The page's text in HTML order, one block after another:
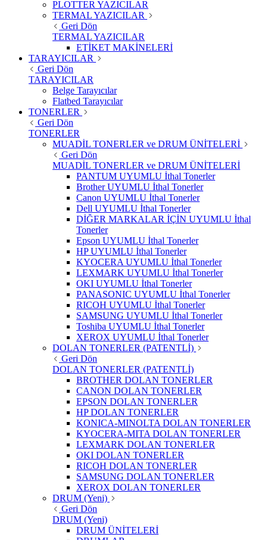
PLOTTER YAZICILAR
TERMAL YAZICILAR
Geri Dön
TERMAL YAZICILAR
ETİKET MAKİNELERİ
TARAYICILAR
Geri Dön
TARAYICILAR
Belge Tarayıcılar
Flatbed Tarayıcılar
TONERLER
Geri Dön
TONERLER
MUADİL TONERLER ve DRUM ÜNİTELERİ
Geri Dön
MUADİL TONERLER ve DRUM ÜNİTELERİ
PANTUM UYUMLU İthal Tonerler
Brother UYUMLU İthal Tonerler
Canon UYUMLU İthal Tonerler
Dell UYUMLU İthal Tonerler
DİĞER MARKALAR İÇİN UYUMLU İthal
Tonerler
Epson UYUMLU İthal Tonerler
HP UYUMLU İthal Tonerler
KYOCERA UYUMLU İthal Tonerler
LEXMARK UYUMLU İthal Tonerler
OKI UYUMLU İthal Tonerler
PANASONIC UYUMLU İthal Tonerler
RICOH UYUMLU İthal Tonerler
SAMSUNG UYUMLU İthal Tonerler
Toshiba UYUMLU İthal Tonerler
XEROX UYUMLU İthal Tonerler
DOLAN TONERLER (PATENTLİ)
Geri Dön
DOLAN TONERLER (PATENTLİ)
BROTHER DOLAN TONERLER
CANON DOLAN TONERLER
EPSON DOLAN TONERLER
HP DOLAN TONERLER
KONICA-MINOLTA DOLAN TONERLER
KYOCERA-MITA DOLAN TONERLER
LEXMARK DOLAN TONERLER
OKI DOLAN TONERLER
RICOH DOLAN TONERLER
SAMSUNG DOLAN TONERLER
XEROX DOLAN TONERLER
DRUM (Yeni)
Geri Dön
DRUM (Yeni)
DRUM ÜNİTELERİ